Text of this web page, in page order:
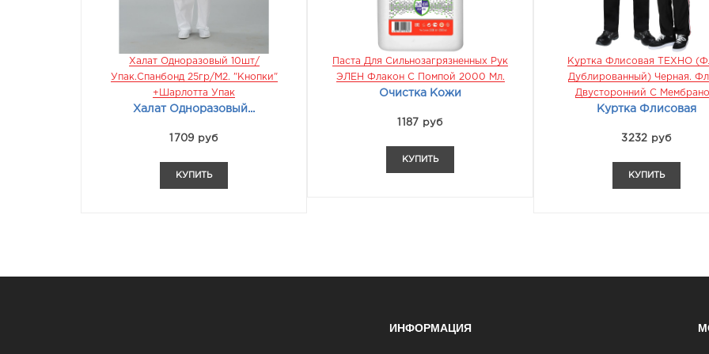
Халат Одноразовый 10шт/
Упак.Спанбонд 25гр/м2. "кнопки"
+Шарлотта Упак
Халат Одноразовый...
1709 руб
КУПИТЬ
Паста Для Сильнозагрязненных Рук
ЭЛЕН Флакон С Помпой 2000 Мл.
Очистка Кожи
1187 руб
КУПИТЬ
Куртка Флисовая ТЕХНО
Дублированный) Черная.
Двусторонний С
Куртка Флисовая
3232 руб
КУПИТЬ
ИНФОРМАЦИЯ